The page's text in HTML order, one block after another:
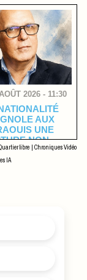
2026 - 11:30
AUX
UNE
NON
libre | Chroniques Vidéo
IA